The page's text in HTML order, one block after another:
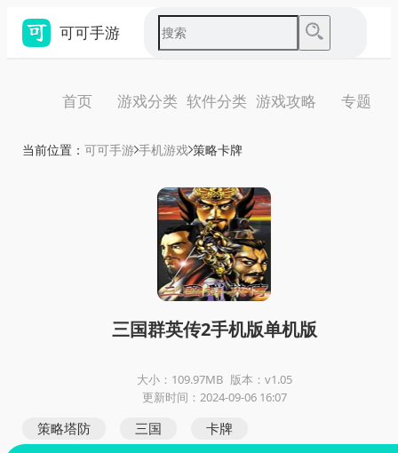
可可手游
首页 游戏分类 软件分类 游戏攻略 专题
当前位置： 可可手游 手机游戏 策略卡牌
三国群英传2手机版单机版
大小：109.97MB 版本：v1.05
更新时间：2024-09-06 16:07
策略塔防 三国 卡牌